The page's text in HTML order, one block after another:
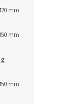
mm
mm
mm